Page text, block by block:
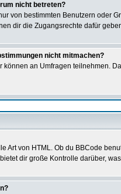
nicht betreten?
von bestimmten Benutzern oder
dir die Zugangsrechte dafür
nicht mitmachen?
können an Umfragen teilnehmen.
Art von HTML. Ob du BBCode
dir große Kontrolle darüber,